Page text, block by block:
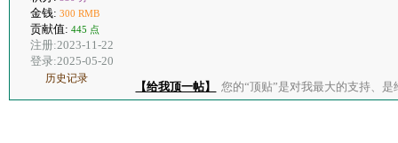
金钱: 300 RMB
贡献值: 445 点
注册:2023-11-22
登录:2025-05-20
历史记录
【给我顶一帖】 您的“顶贴”是对我最大的支持、